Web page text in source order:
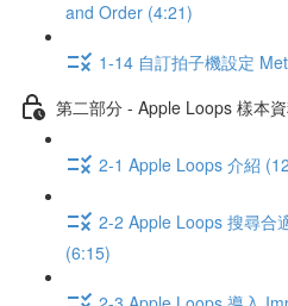
and Order (4:21)
1-14 自訂拍子機設定
第二部分 - Apple Loops 樣本
2-1 Apple Loops 介紹
2-2 Apple Loops 搜尋合
(6:15)